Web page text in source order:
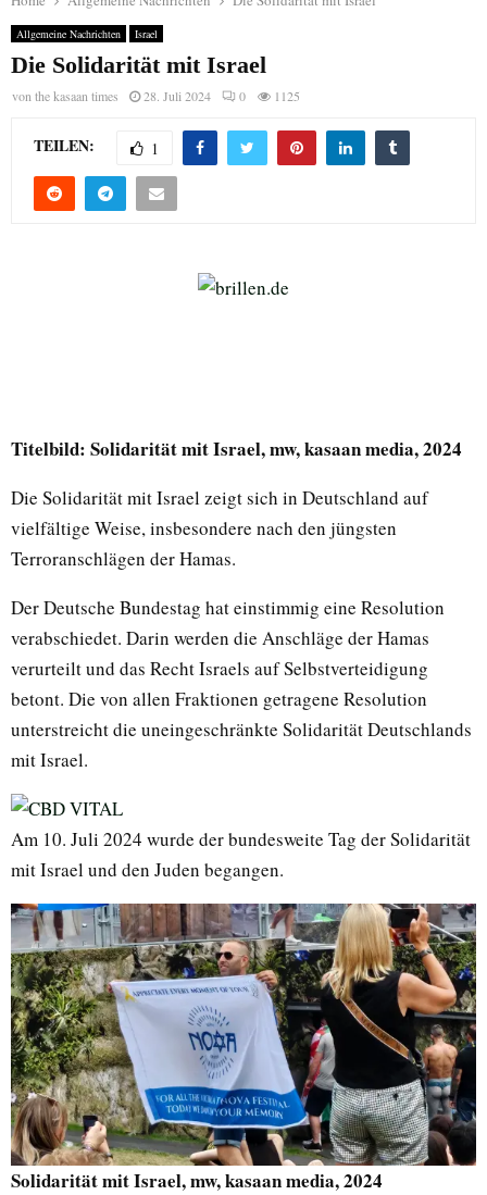
Allgemeine Nachrichten Israel
Die Solidarität mit Israel
von the kasaan times 28. Juli 2024 0 1125
TEILEN: 1
Titelbild: Solidarität mit Israel, mw, kasaan media, 2024
Die Solidarität mit Israel zeigt sich in Deutschland auf
vielfältige Weise, insbesondere nach den jüngsten
Terroranschlägen der Hamas.
Der Deutsche Bundestag hat einstimmig eine Resolution
verabschiedet. Darin werden die Anschläge der Hamas
verurteilt und das Recht Israels auf Selbstverteidigung
betont. Die von allen Fraktionen getragene Resolution
unterstreicht die uneingeschränkte Solidarität Deutschlands
mit Israel.
Am 10. Juli 2024 wurde der bundesweite Tag der Solidarität
mit Israel und den Juden begangen.
Solidarität mit Israel, mw, kasaan media, 2024